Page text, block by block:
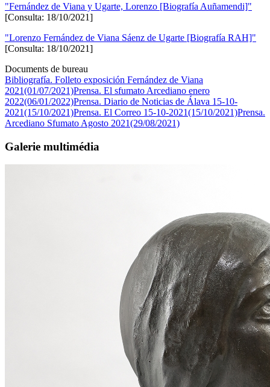
"Fernández de Viana y Ugarte, Lorenzo [Biografía Auñamendi]"
[Consulta: 18/10/2021]
"Lorenzo Fernández de Viana Sáenz de Ugarte [Biografía RAH]"
[Consulta: 18/10/2021]
Documents de bureau
Bibliografía. Folleto exposición Fernández de Viana
2021(01/07/2021)Prensa. El sfumato Arcediano enero
2022(06/01/2022)Prensa. Diario de Noticias de Álava 15-10-
2021(15/10/2021)Prensa. El Correo 15-10-2021(15/10/2021)Prensa.
Arcediano Sfumato Agosto 2021(29/08/2021)
Galerie multimédia